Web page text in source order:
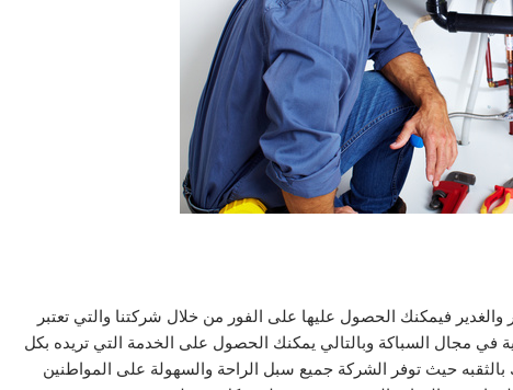
فيمكنك الحصول عليها على الفور من خلال شركتنا والتي تعتبر
مجال السباكة وبالتالي يمكنك الحصول على الخدمة التي تريده بكل
حيث توفر الشركة جميع سبل الراحة والسهولة على المواطنين